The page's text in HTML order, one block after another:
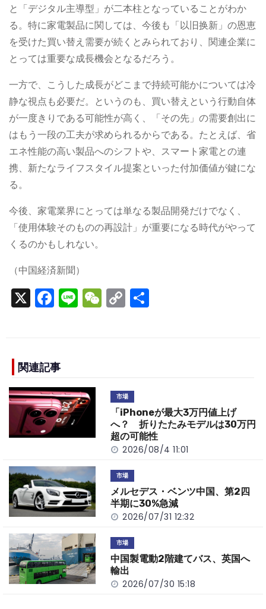
と「デジタル主導型」が二本柱となっていることがわか
る。特に家電製品に関しては、今後も「以旧换新」の恩恵
を受けた買い替え需要が続くとみられており、関連企業に
とっては重要な成長機会となるだろう。
一方で、こうした成長がどこまで持続可能かについては冷
静な視点も必要だ。というのも、買い替えという行動自体
が一度きりである可能性が高く、「その先」の需要創出に
はもう一段の工夫が求められるからである。たとえば、省
エネ性能の高い製品へのシフトや、スマート家電との連
携、新たなライフスタイル提案といった付加価値が鍵にな
る。
今後、家電業界にとっては単なる製品開発だけでなく、
「使用体験そのものの再設計」が重要になる時代がやって
くるのかもしれない。
（中国経済新聞）
X F
e
b
o
o
k
Li W C
n
k
関連記事
市場
「iPhoneが最大3万円値上げ
へ？ 折りたたみモデルは30万円
超の可能性
2026/08/4 11:01
市場
メルセデス・ベンツ中国、第2四
半期に30%急減
2026/07/31 12:32
市場
中国製電動2階建てバス、英国へ
輸出
2026/07/30 15:18